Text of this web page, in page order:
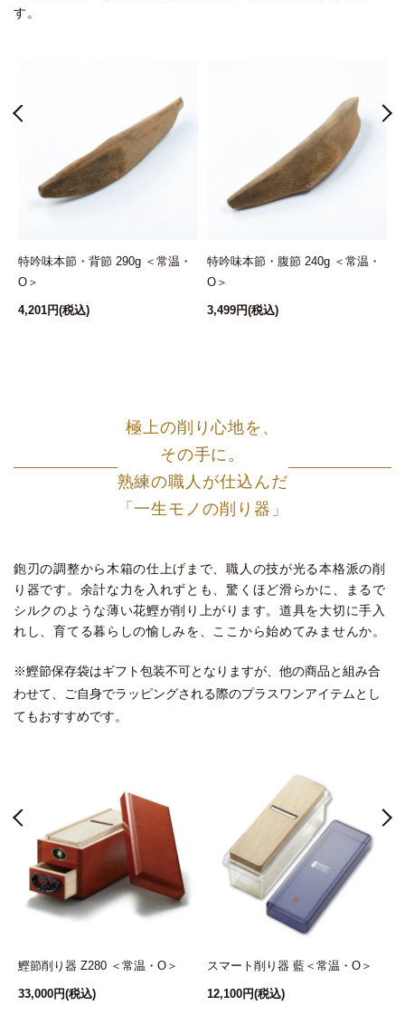
す。
特吟味本節・背節 290g ＜常温・
O＞
4,201円(税込)
特吟味本節・腹節 240g ＜常温・
O＞
3,499円(税込)
極上の削り心地を、
その手に。
熟練の職人が仕込んだ
「一生モノの削り器」
鉋刃の調整から木箱の仕上げまで、職人の技が光る本格派の削
り器です。余計な力を入れずとも、驚くほど滑らかに、まるで
シルクのような薄い花鰹が削り上がります。道具を大切に手入
れし、育てる暮らしの愉しみを、ここから始めてみませんか。
※鰹節保存袋はギフト包装不可となりますが、他の商品と組み合
わせて、ご自身でラッピングされる際のプラスワンアイテムとし
てもおすすめです。
鰹節削り器 Z280 ＜常温・O＞
33,000円(税込)
スマート削り器 藍＜常温・O＞
12,100円(税込)